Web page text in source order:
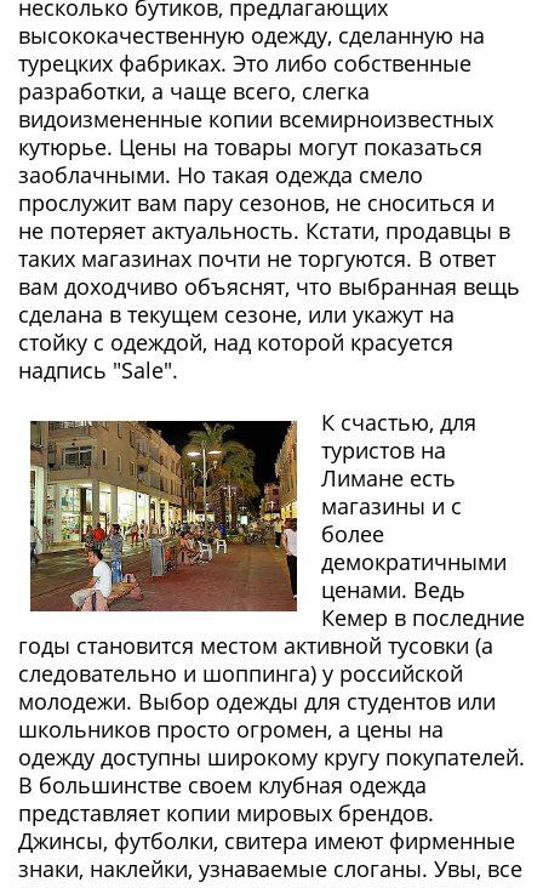
несколько бутиков, предлагающих
высококачественную одежду, сделанную на
турецких фабриках. Это либо собственные
разработки, а чаще всего, слегка
видоизмененные копии всемирноизвестных
кутюрье. Цены на товары могут показаться
заоблачными. Но такая одежда смело
прослужит вам пару сезонов, не сноситься и
не потеряет актуальность. Кстати, продавцы в
таких магазинах почти не торгуются. В ответ
вам доходчиво объяснят, что выбранная вещь
сделана в текущем сезоне, или укажут на
стойку с одеждой, над которой красуется
надпись "Sale".
К счастью, для
туристов на
Лимане есть
магазины и с
более
демократичными
ценами. Ведь
Кемер в последние
годы становится местом активной тусовки (а
следовательно и шоппинга) у российской
молодежи. Выбор одежды для студентов или
школьников просто огромен, а цены на
одежду доступны широкому кругу покупателей.
В большинстве своем клубная одежда
представляет копии мировых брендов.
Джинсы, футболки, свитера имеют фирменные
знаки, наклейки, узнаваемые слоганы. Увы, все